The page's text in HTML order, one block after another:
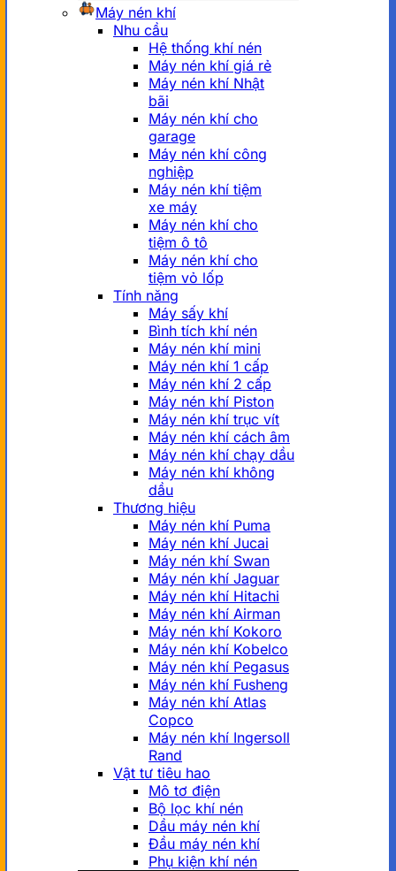
Máy nén khí
Nhu cầu
Hệ thống khí nén
Máy nén khí giá rẻ
Máy nén khí Nhật
bãi
Máy nén khí cho
garage
Máy nén khí công
nghiệp
Máy nén khí tiệm
xe máy
Máy nén khí cho
tiệm ô tô
Máy nén khí cho
tiệm vỏ lốp
Tính năng
Máy sấy khí
Bình tích khí nén
Máy nén khí mini
Máy nén khí 1 cấp
Máy nén khí 2 cấp
Máy nén khí Piston
Máy nén khí trục vít
Máy nén khí cách âm
Máy nén khí chạy dầu
Máy nén khí không
dầu
Thương hiệu
Máy nén khí Puma
Máy nén khí Jucai
Máy nén khí Swan
Máy nén khí Jaguar
Máy nén khí Hitachi
Máy nén khí Airman
Máy nén khí Kokoro
Máy nén khí Kobelco
Máy nén khí Pegasus
Máy nén khí Fusheng
Máy nén khí Atlas
Copco
Máy nén khí Ingersoll
Rand
Vật tư tiêu hao
Mô tơ điện
Bộ lọc khí nén
Dầu máy nén khí
Đầu máy nén khí
Phụ kiện khí nén